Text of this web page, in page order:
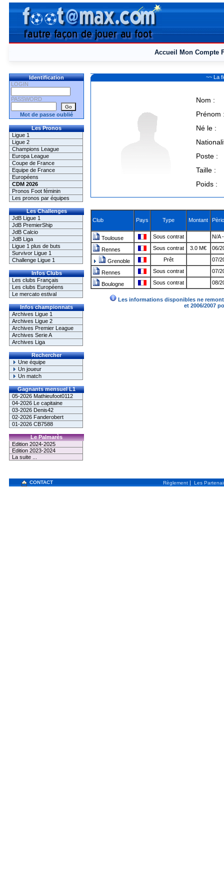
Accueil Mon Compte
Identification
LOGIN
PASSWORD
Mot de passe oublié
Les Pronos
Ligue 1
Ligue 2
Champions League
Europa League
Coupe de France
Equipe de France
Européens
CDM 2026
Pronos Foot féminin
Les pronos par équipes
Les Challenges
JdB Ligue 1
JdB PremierShip
JdB Calcio
JdB Liga
Ligue 1 plus de buts
Survivor Ligue 1
Challenge Ligue 1
Infos Clubs
Les clubs Français
Les clubs Européens
Le mercato estival
Infos championnats
Archives Ligue 1
Archives Ligue 2
Archives Premier League
Archives Serie A
Archives Liga
Rechercher
Une équipe
Un joueur
Un match
Gagnants mensuel L1
05-2026 Mathieufoot0112
04-2026 Le capitaine
03-2026 Denis42
02-2026 Fanderobert
01-2026 CB7588
Le Palmarès
Edition 2024-2025
Edition 2023-2024
La suite ...
~~ La
Nom :
Prénom
Né le :
Poste :
Taille :
Poids :
Club Pays Type Montant
Toulouse Sous contrat N/A
Rennes Sous contrat 3.0 M€ 06/
Grenoble Prêt 07/
Rennes Sous contrat 07/
Boulogne Sous contrat 08/
Les informations disponibles ne
et 2006/2007
CONTACT Règlement | Les